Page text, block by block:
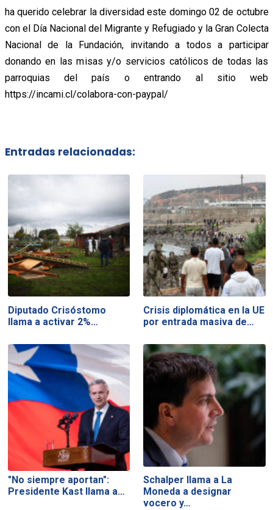
ha querido celebrar la diversidad este domingo 02 de octubre
con el Día Nacional del Migrante y Refugiado y la Gran Colecta
Nacional de la Fundación, invitando a todos a participar
donando en las misas y/o servicios católicos de todas las
parroquias del país o entrando al sitio web
https://incami.cl/colabora-con-paypal/
Entradas relacionadas:
Diputado Crisóstomo
llama a activar 2%…
Crisis diplomática en la UE
por entrada masiva de…
"No siempre aportan":
Presidente Kast llama a…
Schalper llama a La
Moneda a designar
vocero y…